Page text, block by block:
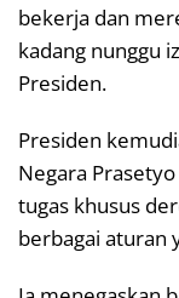
bekerja dan
kadang nunggu
Presiden.
Presiden
Negara
tugas khusus
berbagai aturan